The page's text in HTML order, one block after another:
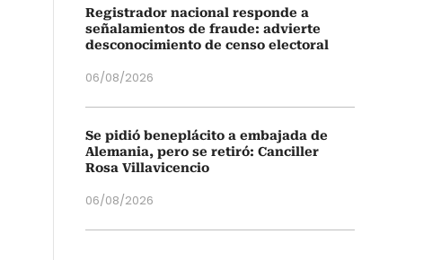
Registrador nacional responde a
señalamientos de fraude: advierte
desconocimiento de censo electoral
06/08/2026
Se pidió beneplácito a embajada de
Alemania, pero se retiró: Canciller
Rosa Villavicencio
06/08/2026